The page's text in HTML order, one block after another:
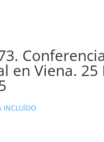
en Viena. 25
INCLUÍDO